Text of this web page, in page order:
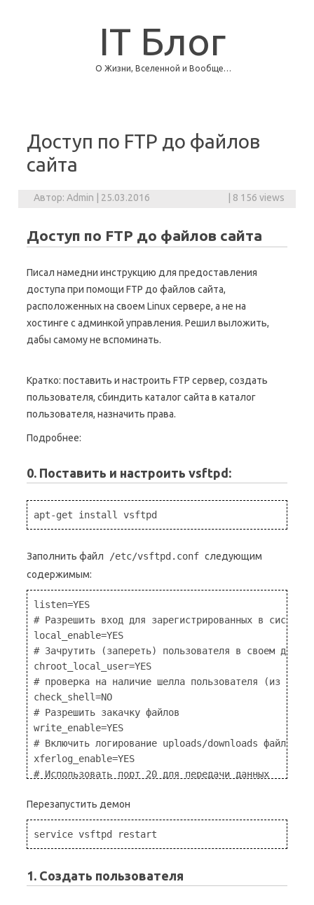
IT Блог
О Жизни, Вселенной и Вообще…
Доступ по FTP до файлов
сайта
Автор:Admin 25.03.2016 8 156 views
Доступ по FTP до файлов сайта
Писал намедни инструкцию для предоставления
доступа при помощи FTP до файлов сайта,
расположенных на своем Linux сервере, а не на
хостинге с админкой управления. Решил выложить,
дабы самому не вспоминать.
Кратко: поставить и настроить FTP сервер, создать
пользователя, сбиндить каталог сайта в каталог
пользователя, назначить права.
Подробнее:
0. Поставить и настроить vsftpd:
apt-get install vsftpd
Заполнить файл /etc/vsftpd.conf следующим
содержимым:
listen=YES
# Разрешить вход для зарегистрированных в системе
local_enable=YES
# Зачрутить (запереть) пользователя в своем
chroot_local_user=YES
# проверка на наличие шелла пользователя (из /
check_shell=NO
# Разрешить закачку файлов
write_enable=YES
# Включить логирование uploads/downloads файлов
xferlog_enable=YES
# Использовать порт 20 для передачи данных
# Изменить владельца закачанных файлов на
chown_uploads=YES
chown_username=nobody
# закрыть доступ к файлам, подходящим под
Перезапустить демон
service vsftpd restart
1. Создать пользователя